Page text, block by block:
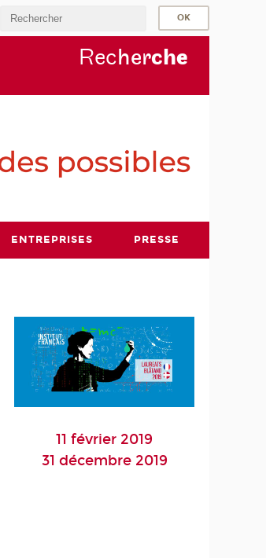
Recherche
ENTREPRISES PRESSE
11 février 2019
31 décembre 2019